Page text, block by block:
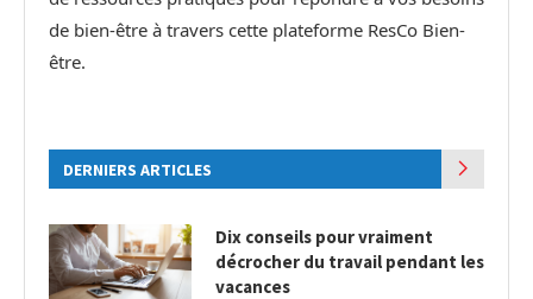
de bien-être à travers cette plateforme ResCo Bien-
être.
DERNIERS ARTICLES
Dix conseils pour vraiment
décrocher du travail pendant les
vacances